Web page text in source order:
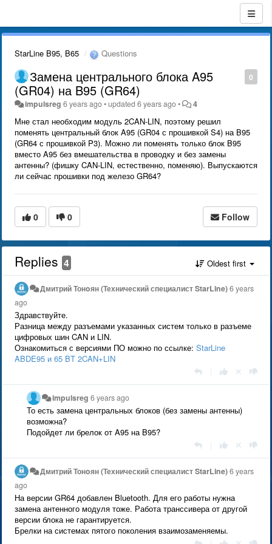
StarLine B95, B65 Questions
0
Замена центрального блока A95
(GR04) на B95 (GR64)
impulsreg 6 years ago•updated6 years ago• 4
Мне стал необходим модуль 2CAN-LIN, поэтому решил
поменять центральный блок A95 (GR04 с прошивкой S4) на B95
(GR64 с прошивкой P3). Можно ли поменять только блок B95
вместо A95 без вмешательства в проводку и без замены
антенны? (фишку CAN-LIN, естественно, поменяю). Выпускаются
ли сейчас прошивки под железо GR64?
0 0 Follow
Replies 4 Oldest first
Дмитрий Тонoян (Технический специалист StarLine)6 years
ago
Здравствуйте.
Разница между разъемами указанных систем только в разъеме
цифровых шин CAN и LIN.
Ознакомиться с версиями ПО можно по ссылке: StarLine
ABDE95 и 65 BT 2CAN+LIN
impulsreg 6 years ago
То есть замена центральных блоков (без замены антенны)
возможна?
Подойдет ли брелок от A95 на B95?
Дмитрий Тонoян (Технический специалист StarLine)6 years
ago
На версии GR64 добавлен Bluetooth. Для его работы нужна
замена антенного модуля тоже. Работа транссивера от другой
версии блока не гарантируется.
Брелки на системах пятого поколения взаимозаменяемы.